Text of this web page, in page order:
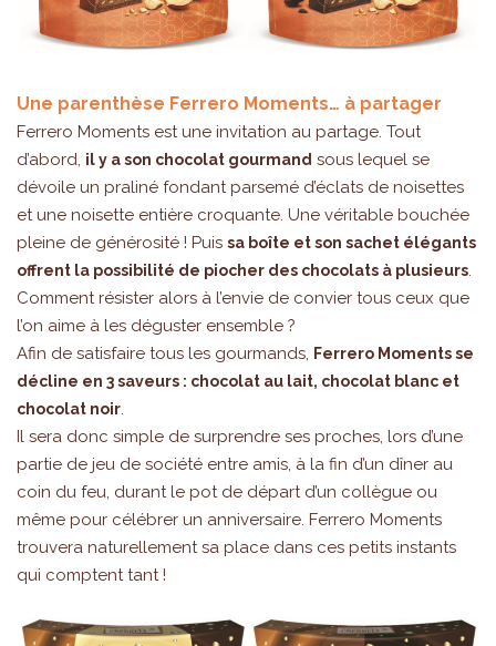
Une parenthèse Ferrero Moments… à partager
Ferrero Moments est une invitation au partage. Tout
d’abord, il y a son chocolat gourmand sous lequel se
dévoile un praliné fondant parsemé d’éclats de noisettes
et une noisette entière croquante. Une véritable bouchée
pleine de générosité ! Puis sa boîte et son sachet élégants
offrent la possibilité de piocher des chocolats à plusieurs.
Comment résister alors à l’envie de convier tous ceux que
l’on aime à les déguster ensemble ?
Afin de satisfaire tous les gourmands, Ferrero Moments se
décline en 3 saveurs : chocolat au lait, chocolat blanc et
chocolat noir.
Il sera donc simple de surprendre ses proches, lors d’une
partie de jeu de société entre amis, à la fin d’un dîner au
coin du feu, durant le pot de départ d’un collègue ou
même pour célébrer un anniversaire. Ferrero Moments
trouvera naturellement sa place dans ces petits instants
qui comptent tant !